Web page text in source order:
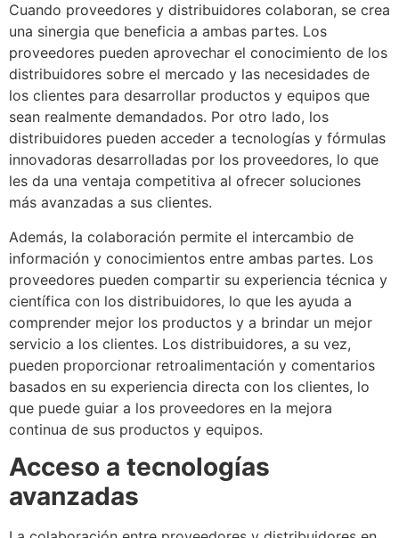
Cuando proveedores y distribuidores colaboran, se crea
una sinergia que beneficia a ambas partes. Los
proveedores pueden aprovechar el conocimiento de los
distribuidores sobre el mercado y las necesidades de
los clientes para desarrollar productos y equipos que
sean realmente demandados. Por otro lado, los
distribuidores pueden acceder a tecnologías y fórmulas
innovadoras desarrolladas por los proveedores, lo que
les da una ventaja competitiva al ofrecer soluciones
más avanzadas a sus clientes.
Además, la colaboración permite el intercambio de
información y conocimientos entre ambas partes. Los
proveedores pueden compartir su experiencia técnica y
científica con los distribuidores, lo que les ayuda a
comprender mejor los productos y a brindar un mejor
servicio a los clientes. Los distribuidores, a su vez,
pueden proporcionar retroalimentación y comentarios
basados en su experiencia directa con los clientes, lo
que puede guiar a los proveedores en la mejora
continua de sus productos y equipos.
Acceso a tecnologías
avanzadas